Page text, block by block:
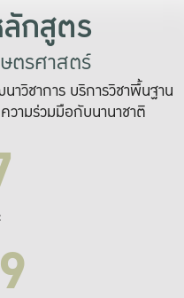
กสูตร
ตรศาสตร์
วิชาการ บริการวิชาพื้นฐาน
วามร่วมมือกับนานาชาติ